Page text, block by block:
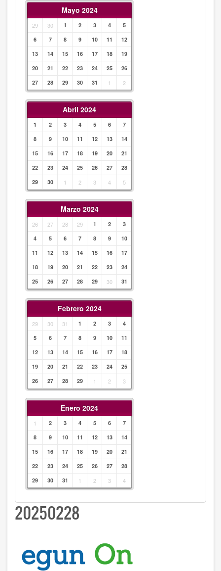
Mayo 2024
29 30 1 2 3 4
5
6
7 8 9 10 11
12
13
14 15 16 17 18
19
20
21 22 23 24 25
26
27
28 29 30 31 1 2
Abril 2024
1 2 3 4 5 6
7
8
9 10 11 12 13
14
15
16 17 18 19 20
21
22
23 24 25 26 27
28
29
30 1 2 3 4 5
Marzo 2024
26 27 28 29 1 2
3
4
5 6 7 8 9
10
11
12 13 14 15 16
17
18
19 20 21 22 23
24
25
26 27 28 29 30 31
Febrero 2024
29 30 31 1 2 3
4
5
6 7 8 9 10
11
12
13 14 15 16 17
18
19
20 21 22 23 24
25
26
27 28 29 1 2 3
Enero 2024
1 2 3 4 5 6
7
8
9 10 11 12 13
14
15
16 17 18 19 20
21
22
23 24 25 26 27
28
29
30 31 1 2 3 4
20250228